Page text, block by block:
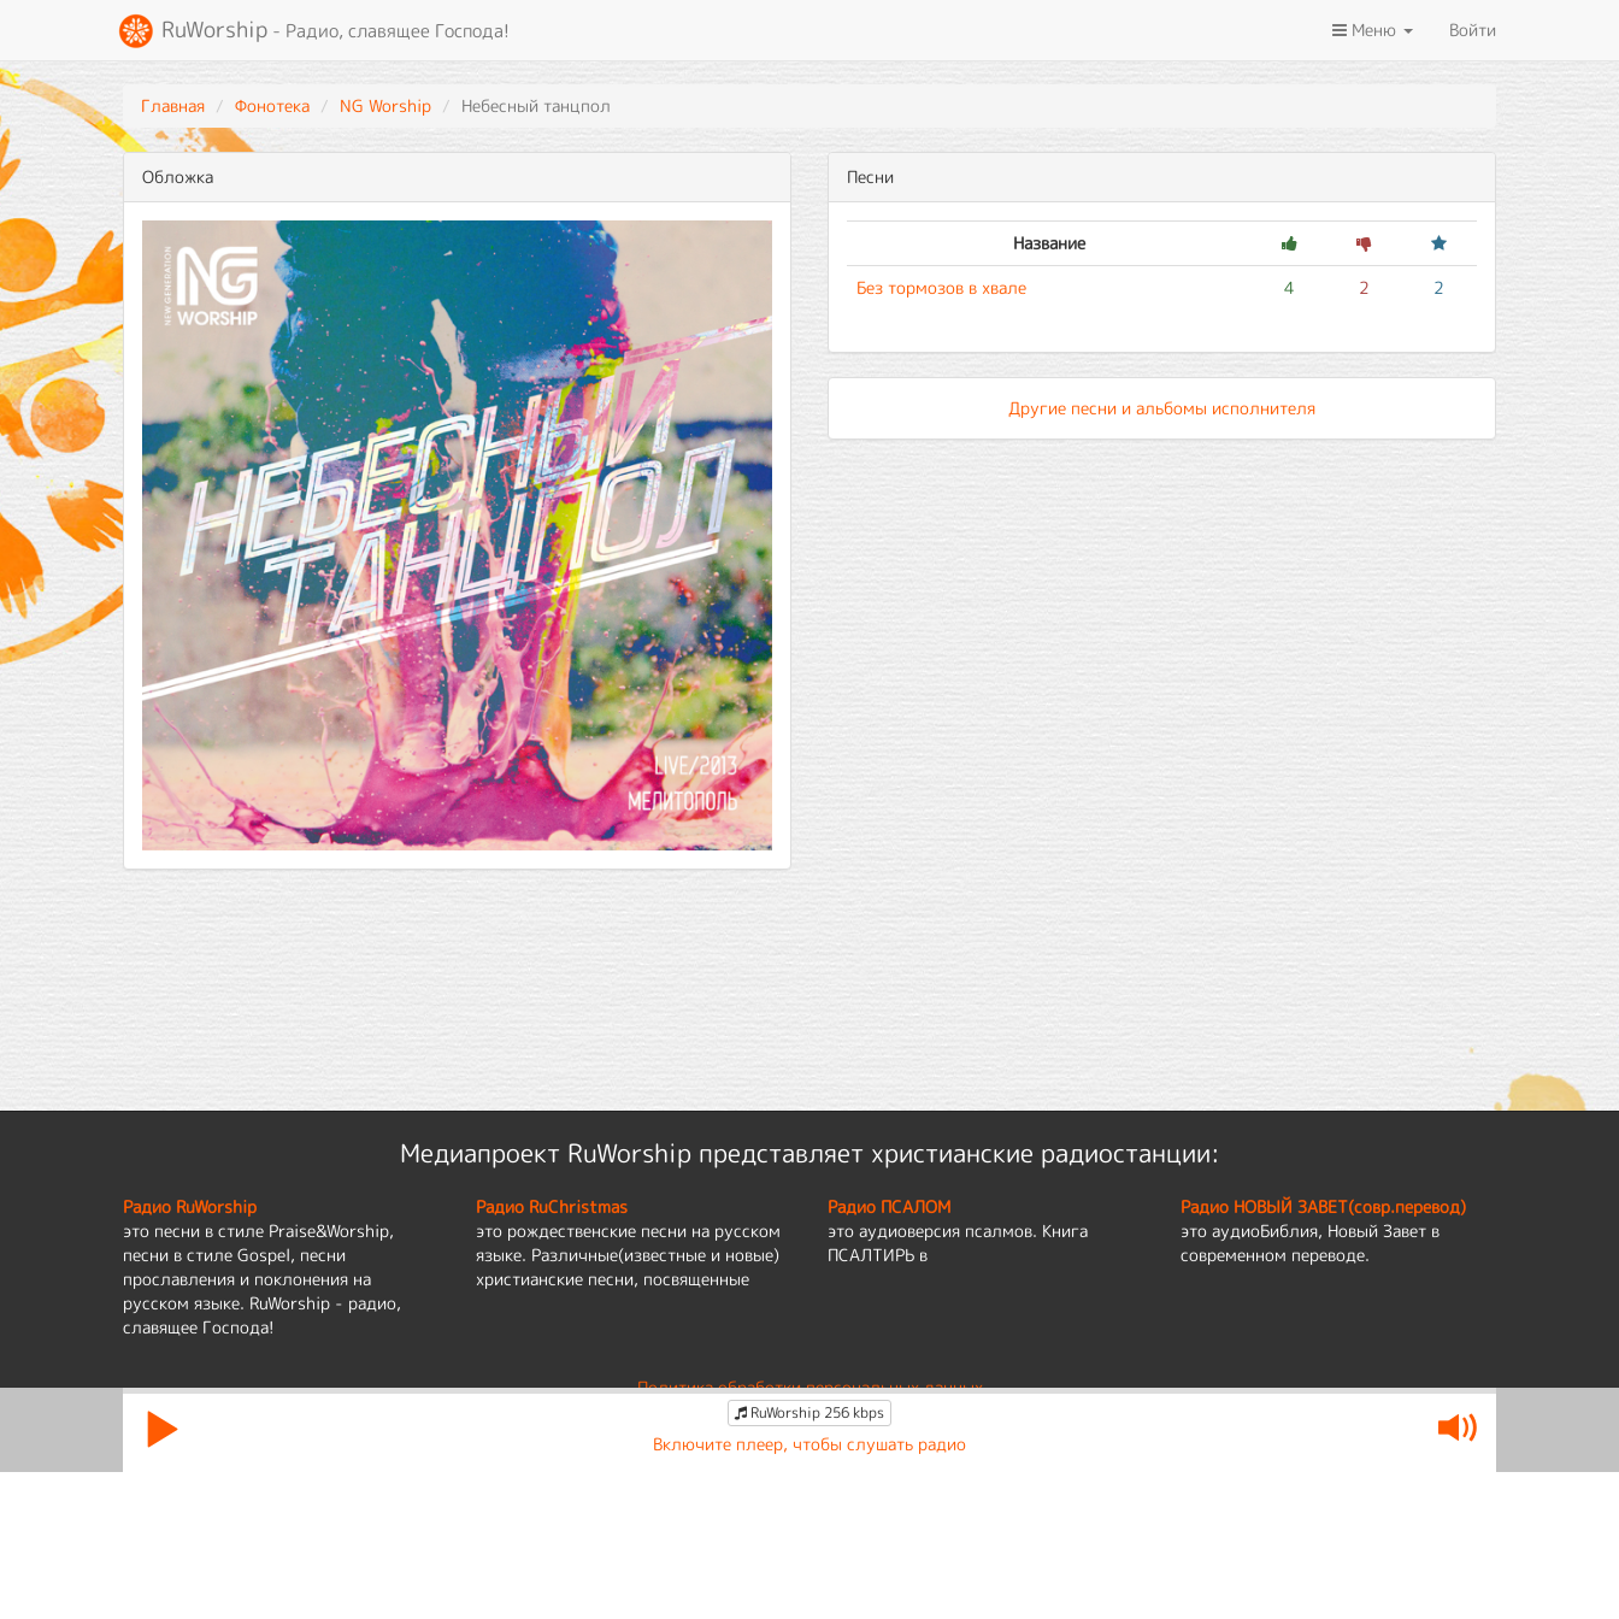
RuWorship - Радио, славящее Господа! Меню Войти
Главная Фонотека NG Worship Небесный танцпол
Обложка Песни
Название
Без тормозов в хвале
4 2 2
Другие песни и альбомы исполнителя
Медиапроект RuWorship представляет христианские радиостанции:
Радио RuWorship
это песни в стиле Praise&Worship,
песни в стиле Gospel, песни
прославления и поклонения на
русском языке. RuWorship - радио,
славящее Господа!
Радио RuChristmas
это рождественские песни на русском
языке. Различные(известные и новые)
христианские песни, посвященные
Радио ПСАЛОМ
это аудиоверсия псалмов. Книга
ПСАЛТИРЬ в
Радио НОВЫЙ ЗАВЕТ(совр.перевод)
это аудиоБиблия, Новый Завет в
современном переводе.
Политика обработки персональных данных
По вопросам работы сайта:admin@ruworship.ru
RuWorship 256 kbps
Включите плеер, чтобы слушать радио